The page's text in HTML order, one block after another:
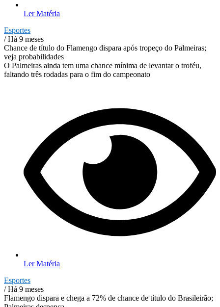
Ler Matéria
Esportes
/ Há 9 meses
Chance de título do Flamengo dispara após tropeço do Palmeiras;
veja probabilidades
O Palmeiras ainda tem uma chance mínima de levantar o troféu,
faltando três rodadas para o fim do campeonato
Ler Matéria
Esportes
/ Há 9 meses
Flamengo dispara e chega a 72% de chance de título do Brasileirão;